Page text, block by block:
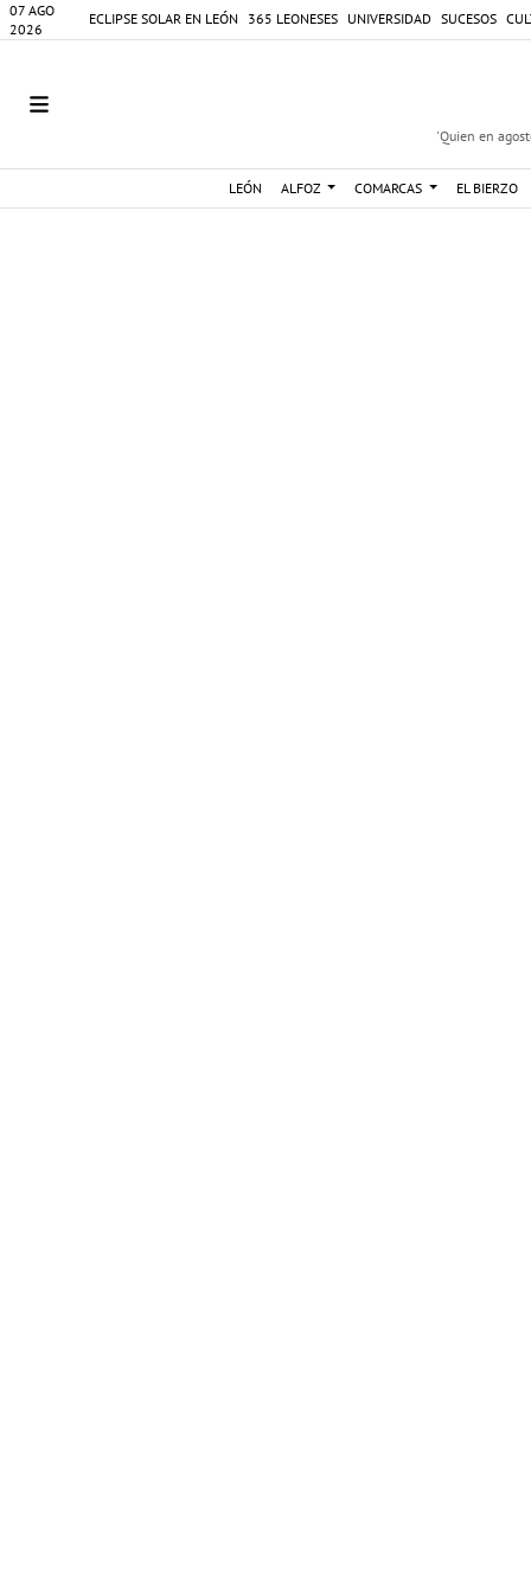
07 AGO
2026
ECLIPSE SOLAR EN LEÓN 365 LEONESES UNIVERSIDAD SUCESOS
'Quien en
LEÓN ALFOZ COMARCAS EL BIERZO